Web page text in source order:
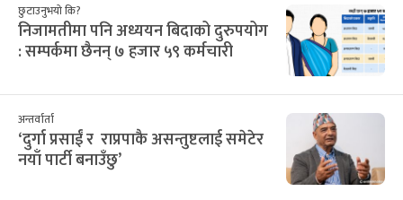
छुटाउनुभयो कि?
निजामतीमा पनि अध्ययन बिदाको दुरुपयोग
: सम्पर्कमा छैनन् ७ हजार ५९ कर्मचारी
अन्तर्वार्ता
‘दुर्गा प्रसाईं र राप्रपाकै असन्तुष्टलाई समेटेर
नयाँ पार्टी बनाउँछु’